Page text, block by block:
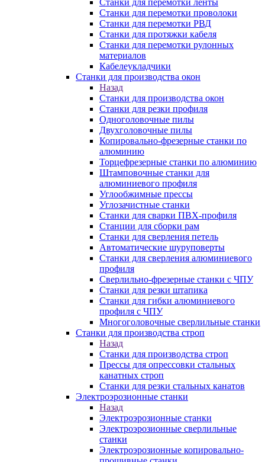
Станки для перемотки ленты
Станки для перемотки проволоки
Станки для перемотки РВД
Станки для протяжки кабеля
Станки для перемотки рулонных
материалов
Кабелеукладчики
Станки для производства окон
Назад
Станки для производства окон
Станки для резки профиля
Одноголовочные пилы
Двухголовочные пилы
Копировально-фрезерные станки по
алюминию
Торцефрезерные станки по алюминию
Штамповочные станки для
алюминиевого профиля
Углообжимные прессы
Углозачистные станки
Станки для сварки ПВХ-профиля
Станции для сборки рам
Станки для сверления петель
Автоматические шуруповерты
Станки для сверления алюминиевого
профиля
Сверлильно-фрезерные станки с ЧПУ
Станки для резки штапика
Станки для гибки алюминиевого
профиля с ЧПУ
Многоголовочные сверлильные станки
Станки для производства строп
Назад
Станки для производства строп
Прессы для опрессовки стальных
канатных строп
Станки для резки стальных канатов
Электроэрозионные станки
Назад
Электроэрозионные станки
Электроэрозионные сверлильные
станки
Электроэрозионные копировально-